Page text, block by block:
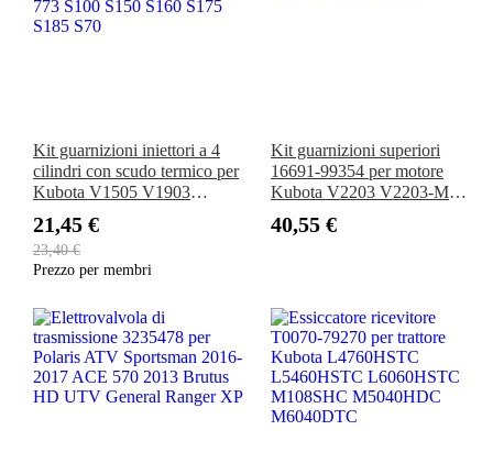
Kit guarnizioni iniettori a 4
cilindri con scudo termico per
Kubota V1505 V1903
Bobcat 645 743 751 753 763
773 S100 S150 S160 S175
S185 S70
21,45 €
23,40 €
Prezzo per membri
Kit guarnizioni superiori
16691-99354 per motore
Kubota V2203 V2203-M
B2320DT R520S1T3
40,55 €